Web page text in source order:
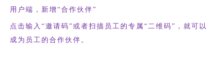
用户端，新增“合作伙伴”
点击输入“邀请码”或者扫描员工的专属“二维码”，就可以
成为员工的合作伙伴。